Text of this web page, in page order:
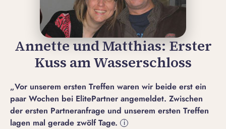
Annette und Matthias: Erster
Kuss am Wasserschloss
„Vor unserem ersten Treffen waren wir beide erst ein
paar Wochen bei ElitePartner angemeldet. Zwischen
der ersten Partneranfrage und unserem ersten Treffen
lagen mal gerade zwölf Tage.
i